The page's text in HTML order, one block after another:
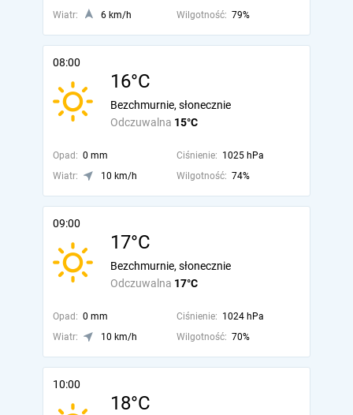
Wiatr: 6 km/h Wilgotność: 79%
08:00
16°C
Odczuwalna 15°C
Bezchmurnie, słonecznie
Opad: 0 mm Ciśnienie: 1025 hPa
Wiatr:
10 km/h Wilgotność: 74%
09:00
17°C
Odczuwalna 17°C
Bezchmurnie, słonecznie
Opad: 0 mm Ciśnienie: 1024 hPa
Wiatr:
10 km/h Wilgotność: 70%
10:00
18°C